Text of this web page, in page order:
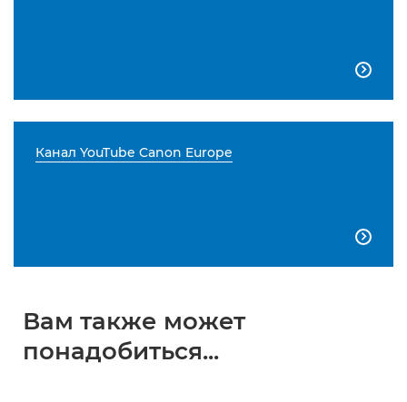

Канал YouTube Canon Europe

Вам также может
понадобиться...